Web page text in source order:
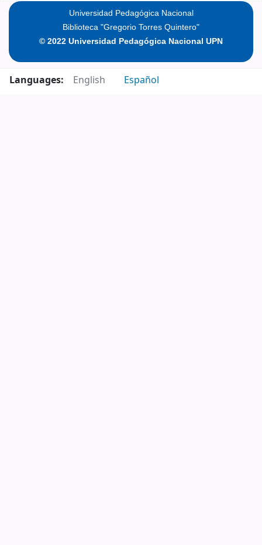
Universidad Pedagógica Nacional
Biblioteca "Gregorio Torres Quintero"
© 2022 Universidad Pedagógica Nacional UPN
Languages: English Español